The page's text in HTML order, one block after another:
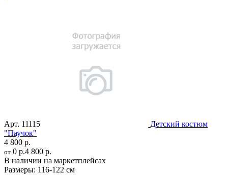
Арт. 11115
Детский костюм
"Паучок"
4 800 р.
от 0 р.4 800 р.
В наличии на маркетплейсах
Размеры: 116-122 см